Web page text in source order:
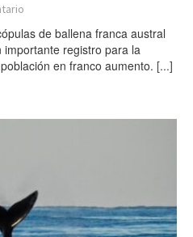
de ballena franca austral
registro para la
en franco aumento. [...]